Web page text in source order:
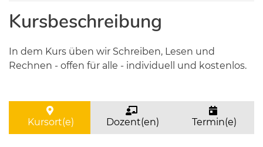
Kursbeschreibung
In dem Kurs üben wir Schreiben, Lesen und
Rechnen - offen für alle - individuell und kostenlos.
Kursort(e) Dozent(en) Termin(e)